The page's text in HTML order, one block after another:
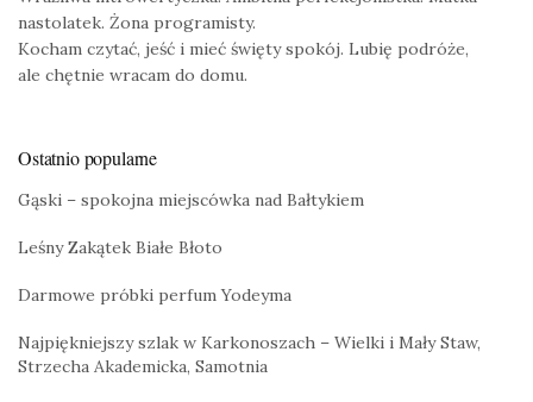
nastolatek. Żona programisty.
Kocham czytać, jeść i mieć święty spokój. Lubię podróże,
ale chętnie wracam do domu.
Ostatnio popularne
Gąski – spokojna miejscówka nad Bałtykiem
Leśny Zakątek Białe Błoto
Darmowe próbki perfum Yodeyma
Najpiękniejszy szlak w Karkonoszach – Wielki i Mały Staw,
Strzecha Akademicka, Samotnia